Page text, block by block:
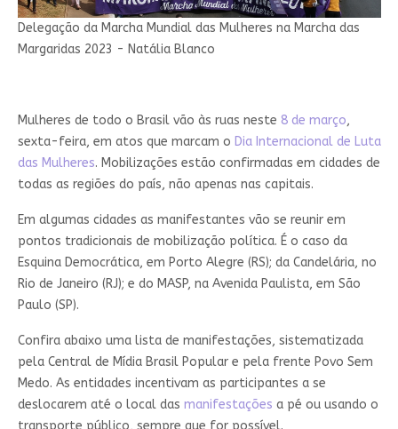
Delegação da Marcha Mundial das Mulheres na Marcha das
Margaridas 2023 - Natália Blanco
Mulheres de todo o Brasil vão às ruas neste 8 de março,
sexta-feira, em atos que marcam o Dia Internacional de Luta
das Mulheres. Mobilizações estão confirmadas em cidades de
todas as regiões do país, não apenas nas capitais.
Em algumas cidades as manifestantes vão se reunir em
pontos tradicionais de mobilização política. É o caso da
Esquina Democrática, em Porto Alegre (RS); da Candelária, no
Rio de Janeiro (RJ); e do MASP, na Avenida Paulista, em São
Paulo (SP).
Confira abaixo uma lista de manifestações, sistematizada
pela Central de Mídia Brasil Popular e pela frente Povo Sem
Medo. As entidades incentivam as participantes a se
deslocarem até o local das manifestações a pé ou usando o
transporte público, sempre que for possível.